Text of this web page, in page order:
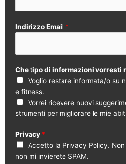
Indirizzo Email *
Che tipo di informazioni vorresti
Voglio restare informata/o su
e fitness.
Vorrei ricevere nuovi
strumenti per migliorare le mie
Privacy *
Accetto la Privacy Policy.
non mi invierete SPAM.